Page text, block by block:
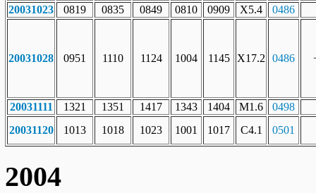
20031023
0819 0835 0849 0810 0909 X5.4 0486
20031028 0951 1110 1124 1004 1145 X17.2 0486
20031111 1321 1351 1417 1343 1404 M1.6
0498
20031120
1013 1018 1023 1001 1017 C4.1 0501
2004